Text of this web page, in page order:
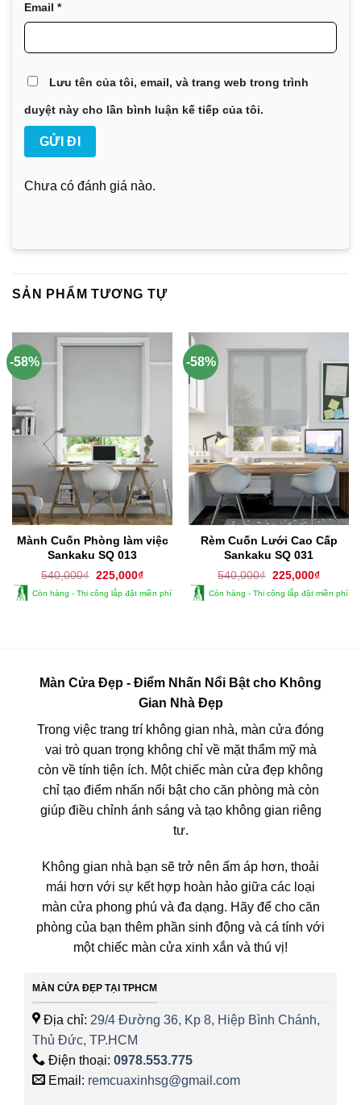
Email *
Lưu tên của tôi, email, và trang web trong trình
duyệt này cho lần bình luận kế tiếp của tôi.
Chưa có đánh giá nào.
SẢN PHẨM TƯƠNG TỰ
-58%
Mành Cuốn Phòng làm việc
Sankaku SQ 013
540,000₫ Giá
là:
225,000₫Giá
tại
Còn hàng - Thi công lắp đặt miền phí
-58%
Rèm Cuốn Lưới Cao Cấp
Sankaku SQ 031
540,000₫ Giá
là:
225,000₫Giá
tại
Còn hàng - Thi công lắp đặt miền phí
Màn Cửa Đẹp - Điểm Nhấn Nổi Bật cho Không
Gian Nhà Đẹp
Trong việc trang trí không gian nhà, màn cửa đóng
vai trò quan trọng không chỉ về mặt thẩm mỹ mà
còn về tính tiện ích. Một chiếc màn cửa đẹp không
chỉ tạo điểm nhấn nổi bật cho căn phòng mà còn
giúp điều chỉnh ánh sáng và tạo không gian riêng
tư.
Không gian nhà bạn sẽ trở nên ấm áp hơn, thoải
mái hơn với sự kết hợp hoàn hảo giữa các loại
màn cửa phong phú và đa dạng. Hãy để cho căn
phòng của bạn thêm phần sinh động và cá tính với
một chiếc màn cửa xinh xắn và thú vị!
MÀN CỬA ĐẸP TẠI TPHCM
Địa chỉ: 29/4 Đường 36, Kp 8, Hiệp Bình Chánh,
Thủ Đức, TP.HCM
Điện thoại: 0978.553.775
Email: remcuaxinhsg@gmail.com